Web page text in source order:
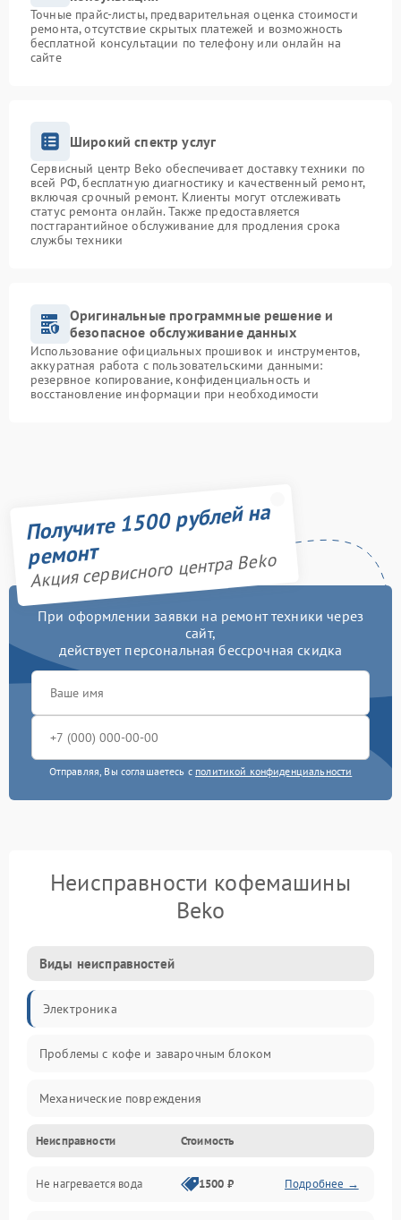
Точные прайс-листы, предварительная оценка стоимости
ремонта, отсутствие скрытых платежей и возможность
бесплатной консультации по телефону или онлайн на
сайте
Широкий спектр услуг
Сервисный центр Beko обеспечивает доставку техники по
всей РФ, бесплатную диагностику и качественный ремонт,
включая срочный ремонт. Клиенты могут отслеживать
статус ремонта онлайн. Также предоставляется
постгарантийное обслуживание для продления срока
службы техники
Оригинальные программные решение и
безопасное обслуживание данных
Использование официальных прошивок и инструментов,
аккуратная работа с пользовательскими данными:
резервное копирование, конфиденциальность и
восстановление информации при необходимости
Получите 1500 рублей на
ремонт
Акция сервисного центра Beko
При оформлении заявки на ремонт техники через
сайт,
действует персональная бессрочная скидка
Отправляя, Вы соглашаетесь с политикой конфиденциальности
Неисправности кофемашины
Beko
Виды неисправностей
Электроника
Проблемы с кофе и заварочным блоком
Механические повреждения
Прочие неисправности
Включение и работа
Неисправности Стоимость
Не нагревается вода 1500 ₽ Подробнее →